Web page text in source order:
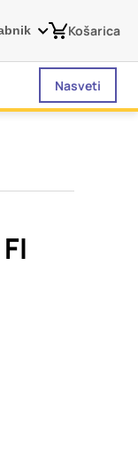
Košarica
Nasveti